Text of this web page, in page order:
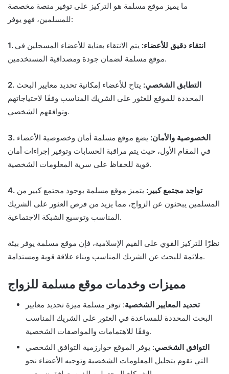
ما يميز موقع مسلمة هو التركيز على توفير منصة مخصصة
للمسلمين، فهو يوفر:
1. انتقاء دقيق للأعضاء: يتم الانتقاء بعناية للأعضاء المسجلين في
موقع مسلمة لضمان جودة ومصداقية المستخدمين.
2. التطابق الشخصي: يتاح للأعضاء إمكانية تحديد معايير البحث
المحددة للموقع للعثور على الشريك المناسب وفقًا لاحتياجاتهم
وتوافقهم الشخصي.
3. الخصوصية والأمان: يضع موقع مسلمة أمان وخصوصية الأعضاء
في المقام الأول، حيث يتم مراقبة الحسابات وتوفير إجراءات أمان
قوية للحفاظ على سرية المعلومات الشخصية.
4. تواجد مجتمع كبير: يتميز موقع مسلمة بوجود مجتمع كبير من
المسلمين يبحثون عن الزواج، مما يزيد من فرص العثور على الشريك
المناسب وتوسيع الشبكة الاجتماعية.
نظرًا للتركيز القوي على القيم الإسلامية، فإن موقع مسلمة يوفر بيئة
ملائمة للبحث عن الشريك المناسب وبناء علاقة قوية ومستدامة.
مميزات وخدمات موقع مسلمة للزواج
تحديد المعايير الشخصية: توفر مسلمة ميزة تحديد معايير
البحث المحددة للمساعدة في العثور على الشريك المناسب
وفقًا للاهتمامات والمواصفات الشخصية.
التوافق الشخصي: يوفر الموقع خوارزمية التوافق الشخصي
التي تقوم بتحليل المعلومات الشخصية وتوجيه الأعضاء نحو